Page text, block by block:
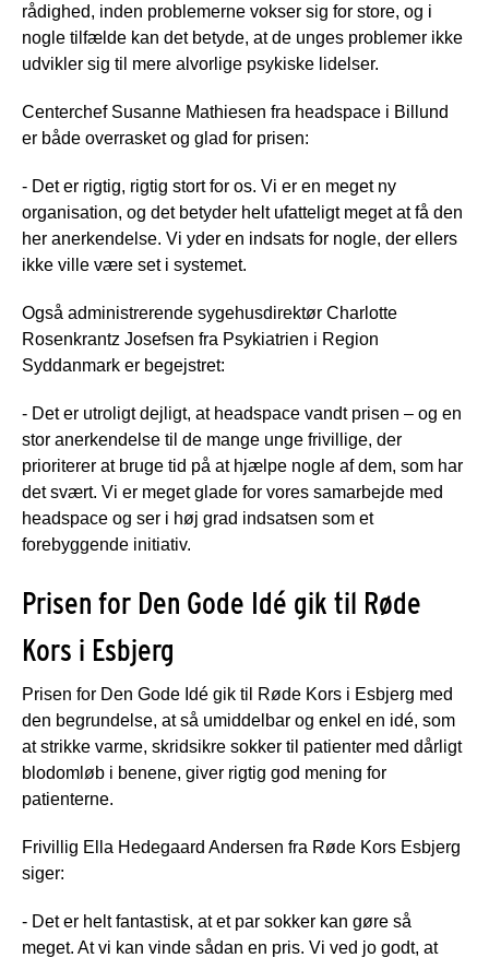
rådighed, inden problemerne vokser sig for store, og i
nogle tilfælde kan det betyde, at de unges problemer ikke
udvikler sig til mere alvorlige psykiske lidelser.
Centerchef Susanne Mathiesen fra headspace i Billund
er både overrasket og glad for prisen:
- Det er rigtig, rigtig stort for os. Vi er en meget ny
organisation, og det betyder helt ufatteligt meget at få den
her anerkendelse. Vi yder en indsats for nogle, der ellers
ikke ville være set i systemet.
Også administrerende sygehusdirektør Charlotte
Rosenkrantz Josefsen fra Psykiatrien i Region
Syddanmark er begejstret:
- Det er utroligt dejligt, at headspace vandt prisen – og en
stor anerkendelse til de mange unge frivillige, der
prioriterer at bruge tid på at hjælpe nogle af dem, som har
det svært. Vi er meget glade for vores samarbejde med
headspace og ser i høj grad indsatsen som et
forebyggende initiativ.
Prisen for Den Gode Idé gik til Røde
Kors i Esbjerg
Prisen for Den Gode Idé gik til Røde Kors i Esbjerg med
den begrundelse, at så umiddelbar og enkel en idé, som
at strikke varme, skridsikre sokker til patienter med dårligt
blodomløb i benene, giver rigtig god mening for
patienterne.
Frivillig Ella Hedegaard Andersen fra Røde Kors Esbjerg
siger:
- Det er helt fantastisk, at et par sokker kan gøre så
meget. At vi kan vinde sådan en pris. Vi ved jo godt, at